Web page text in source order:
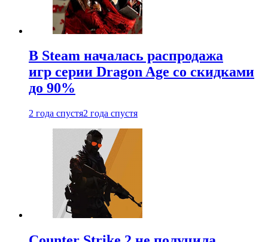
В Steam началась распродажа
игр серии Dragon Age со скидками
до 90%
2 года спустя2 года спустя